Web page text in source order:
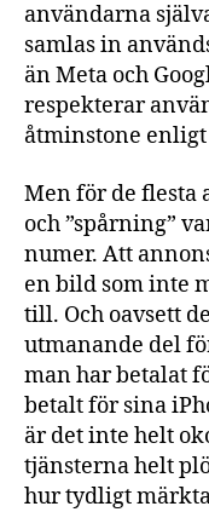
användarna
samlas in
än Meta och
respekterar
åtminstone
Men för de flesta
och ”spårning”
numer. Att
en bild som inte
till. Och oavsett
utmanande del
man har betalat
betalt för sina
är det inte helt
tjänsterna helt
hur tydligt